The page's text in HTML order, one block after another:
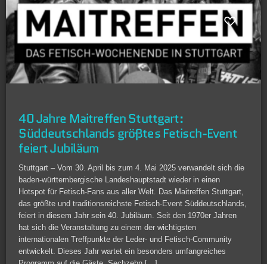
40 Jahre Maitreffen Stuttgart:
Süddeutschlands größtes Fetisch-Event
feiert Jubiläum
Stuttgart – Vom 30. April bis zum 4. Mai 2025 verwandelt sich die
baden-württembergische Landeshauptstadt wieder in einen
Hotspot für Fetisch-Fans aus aller Welt. Das Maitreffen Stuttgart,
das größte und traditionsreichste Fetisch-Event Süddeutschlands,
feiert in diesem Jahr sein 40. Jubiläum. Seit den 1970er Jahren
hat sich die Veranstaltung zu einem der wichtigsten
internationalen Treffpunkte der Leder- und Fetisch-Community
entwickelt. Dieses Jahr wartet ein besonders umfangreiches